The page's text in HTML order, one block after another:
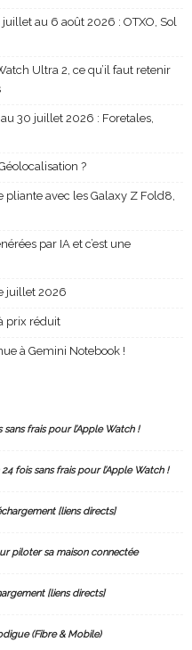
au 6 août 2026 : OTXO, Sol
Ultra 2, ce qu’il faut retenir
30 juillet 2026 : Foretales,
?
avec les Galaxy Z Fold8,
par IA et c’est une
juillet 2026
prix réduit
à Gemini Notebook !
frais pour l’Apple Watch !
fois sans frais pour l’Apple Watch !
[liens directs]
piloter sa maison connectée
[liens directs]
(Fibre & Mobile)